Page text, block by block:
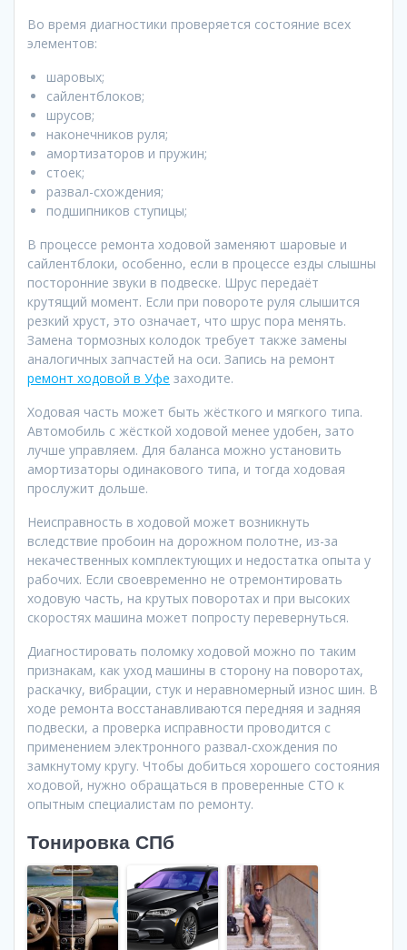
Во время диагностики проверяется состояние всех
элементов:
шаровых;
сайлентблоков;
шрусов;
наконечников руля;
амортизаторов и пружин;
стоек;
развал-схождения;
подшипников ступицы;
В процессе ремонта ходовой заменяют шаровые и
сайлентблоки, особенно, если в процессе езды слышны
посторонние звуки в подвеске. Шрус передаёт
крутящий момент. Если при повороте руля слышится
резкий хруст, это означает, что шрус пора менять.
Замена тормозных колодок требует также замены
аналогичных запчастей на оси. Запись на ремонт
ремонт ходовой в Уфе заходите.
Ходовая часть может быть жёсткого и мягкого типа.
Автомобиль с жёсткой ходовой менее удобен, зато
лучше управляем. Для баланса можно установить
амортизаторы одинакового типа, и тогда ходовая
прослужит дольше.
Неисправность в ходовой может возникнуть
вследствие пробоин на дорожном полотне, из-за
некачественных комплектующих и недостатка опыта у
рабочих. Если своевременно не отремонтировать
ходовую часть, на крутых поворотах и при высоких
скоростях машина может попросту перевернуться.
Диагностировать поломку ходовой можно по таким
признакам, как уход машины в сторону на поворотах,
раскачку, вибрации, стук и неравномерный износ шин. В
ходе ремонта восстанавливаются передняя и задняя
подвески, а проверка исправности проводится с
применением электронного развал-схождения по
замкнутому кругу. Чтобы добиться хорошего состояния
ходовой, нужно обращаться в проверенные СТО к
опытным специалистам по ремонту.
Тонировка СПб